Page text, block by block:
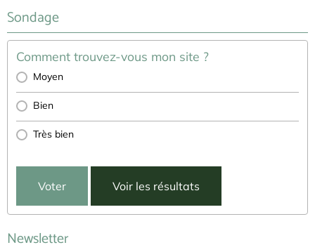
Sondage
Comment trouvez-vous mon site ?
Moyen
Bien
Très bien
Voter Voir les résultats
Newsletter